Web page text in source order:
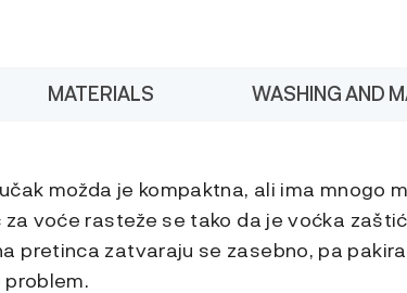
MATERIALS WASHING AND
možda je kompaktna, ali ima mnogo
voće rasteže se tako da je voćka
pretinca zatvaraju se zasebno, pa